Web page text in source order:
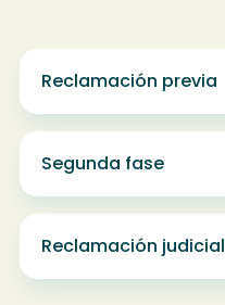
Reclamación previa
Segunda fase
Reclamación judicial